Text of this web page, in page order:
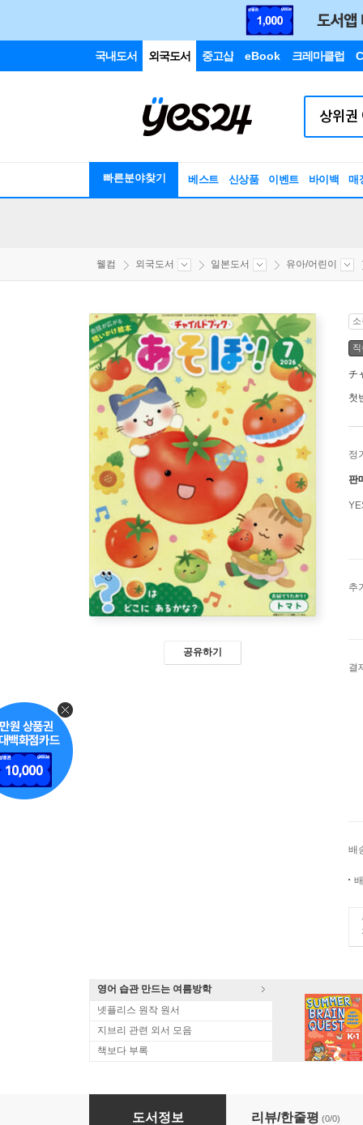
국내도서 외국도서 중고샵 eBook 크레마클럽
빠른분야찾기 베스트 신상품 이벤트 바이백 매
웰컴 외국도서 일본도서 유아/어린이
공유하기
チ
첫
정
판
추
결
배
영어 습관 만드는 여름방학
넷플리스 원작 원서
지브리 관련 외서 모음
책보다 부록
あそぼ! 2026 7月號
도서정보 리뷰/한줄평 (0/0)